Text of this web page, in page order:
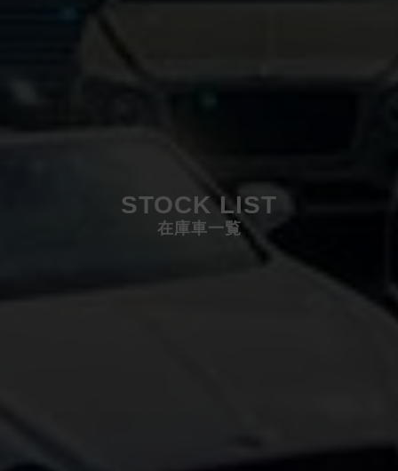
STOCK LIST
在庫車一覧